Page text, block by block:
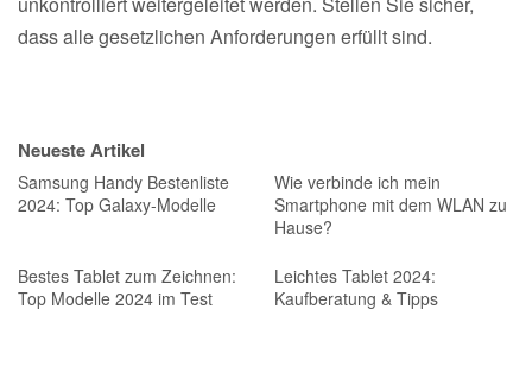
dass alle gesetzlichen Anforderungen erfüllt sind.
Neueste Artikel
Samsung Handy Bestenliste
2024: Top Galaxy-Modelle
Wie verbinde ich mein
Smartphone mit dem WLAN zu
Hause?
Bestes Tablet zum Zeichnen:
Top Modelle 2024 im Test
Leichtes Tablet 2024:
Kaufberatung & Tipps